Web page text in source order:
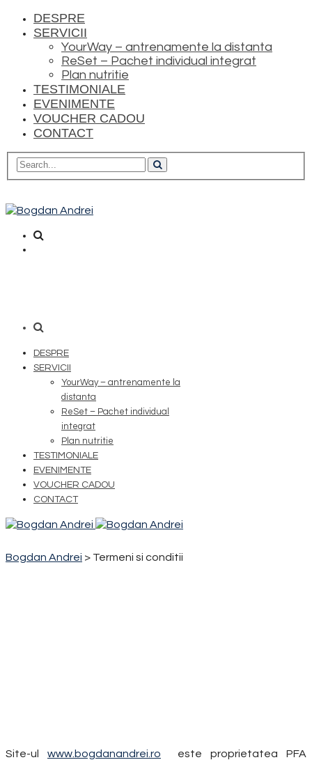
DESPRE
SERVICII
YourWay – antrenamente la distanta
ReSet – Pachet individual integrat
Plan nutritie
TESTIMONIALE
EVENIMENTE
VOUCHER CADOU
CONTACT
DESPRE
SERVICII
YourWay – antrenamente la
distanta
ReSet – Pachet individual
integrat
Plan nutritie
TESTIMONIALE
EVENIMENTE
VOUCHER CADOU
CONTACT
Bogdan Andrei > Termeni si conditii
Site-ul www.bogdanandrei.ro este proprietatea PFA